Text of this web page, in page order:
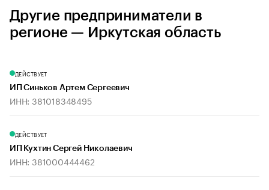
Другие предприниматели в
регионе — Иркутская область
ДЕЙСТВУЕТ
ИП Синьков Артем Сергеевич
ИНН: 381018348495
ДЕЙСТВУЕТ
ИП Кухтин Сергей Николаевич
ИНН: 381000444462